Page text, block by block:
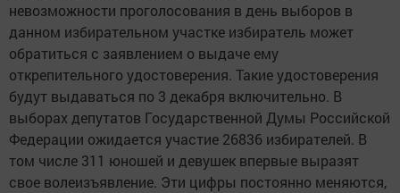
невозможности проголосования в день выборов в
данном избирательном участке избиратель может
обратиться с заявлением о выдаче ему
открепительного удостоверения. Такие удостоверения
будут выдаваться по 3 декабря включительно. В
выборах депутатов Государственной Думы Российской
Федерации ожидается участие 26836 избирателей. В
том числе 311 юношей и девушек впервые выразят
свое волеизъявление. Эти цифры постоянно меняются,